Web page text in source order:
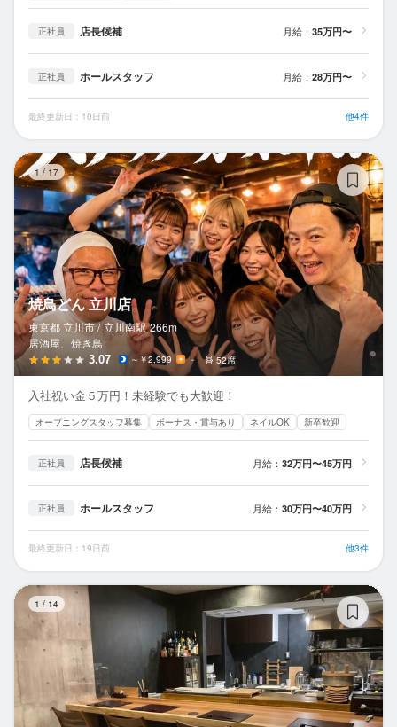
正社員 店長候補 月給： 35万円〜
正社員 ホールスタッフ 月給： 28万円〜
最終更新日：10日前 他4件
1/ 17
焼鳥どん 立川店
東京都 立川市 / 立川南駅 266m
居酒屋、焼き鳥
3.07 ～￥2,999 － 52席
入社祝い金５万円！未経験でも大歓迎！
オープニングスタッフ募集 ボーナス・賞与あり ネイルOK 新卒歓迎
正社員 店長候補 月給： 32万円〜45万円
正社員 ホールスタッフ 月給： 30万円〜40万円
最終更新日：19日前 他3件
1 / 14